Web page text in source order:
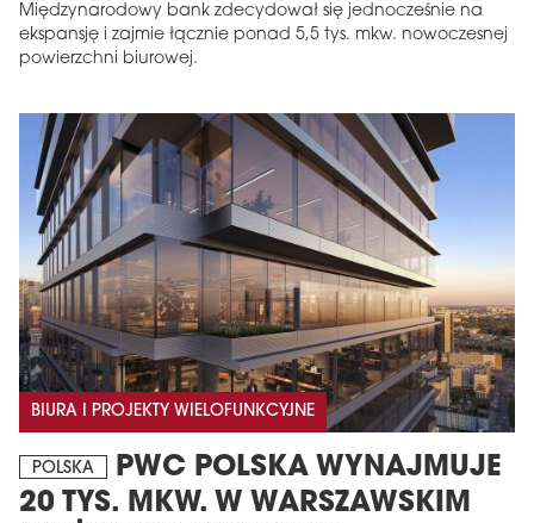
Międzynarodowy bank zdecydował się jednocześnie na
ekspansję i zajmie łącznie ponad 5,5 tys. mkw. nowoczesnej
powierzchni biurowej.
BIURA I PROJEKTY WIELOFUNKCYJNE
POLSKA
PWC POLSKA WYNAJMUJE
20 TYS. MKW. W WARSZAWSKIM